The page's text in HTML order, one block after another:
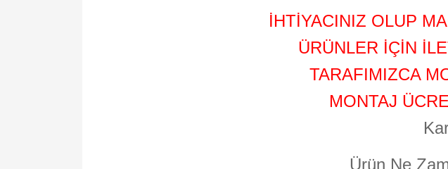
İHTİYACINIZ OLUP
ÜRÜNLER İÇİN
TARAFIMIZCA
MONTAJ
Ürün Ne